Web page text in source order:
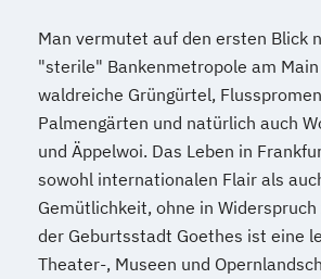
Man vermutet auf den ersten Blick
"sterile" Bankenmetropole am
waldreiche Grüngürtel,
Palmengärten und natürlich auch
und Äppelwoi. Das Leben in
sowohl internationalen Flair als
Gemütlichkeit, ohne in
der Geburtsstadt Goethes ist eine
Theater-, Museen und